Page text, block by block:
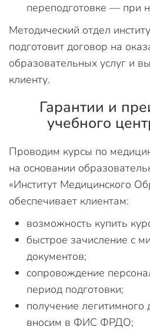
переподготовке — при
Методический отдел
подготовит договор на
образовательных услуг и
клиенту.
Гарантии и
учебного
Проводим курсы по
на основании
«Институт Медицинского
обеспечивает клиентам:
возможность купить
быстрое зачисление с
документов;
сопровождение
период подготовки;
получение
вносим в ФИС ФРДО;